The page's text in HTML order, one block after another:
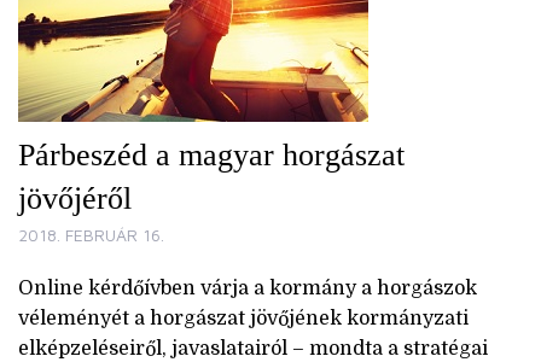
Párbeszéd a magyar horgászat
jövőjéről
2018. FEBRUÁR 16.
Online kérdőívben várja a kormány a horgászok
véleményét a horgászat jövőjének kormányzati
elképzeléseiről, javaslatairól – mondta a stratégai